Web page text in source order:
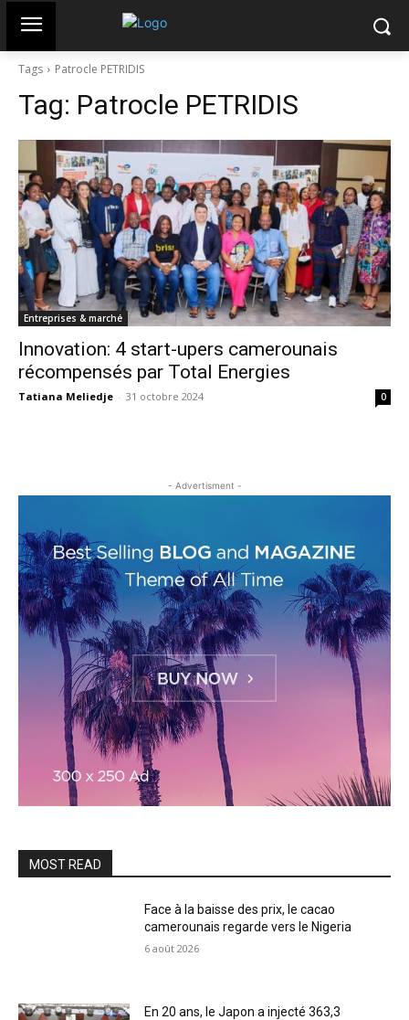
Tags Patrocle PETRIDIS
Tag: Patrocle PETRIDIS
Entreprises & marché
Innovation: 4 start-upers camerounais
récompensés par Total Energies
Tatiana Meliedje - 31 octobre 2024 0
- Advertisment -
MOST READ
Face à la baisse des prix, le cacao
camerounais regarde vers le Nigeria
6 août 2026
En 20 ans, le Japon a injecté 363,3